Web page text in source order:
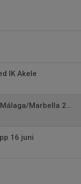
IK Akele
Tävlings- och träningsresa till Málaga/Marbella 2026
16 juni